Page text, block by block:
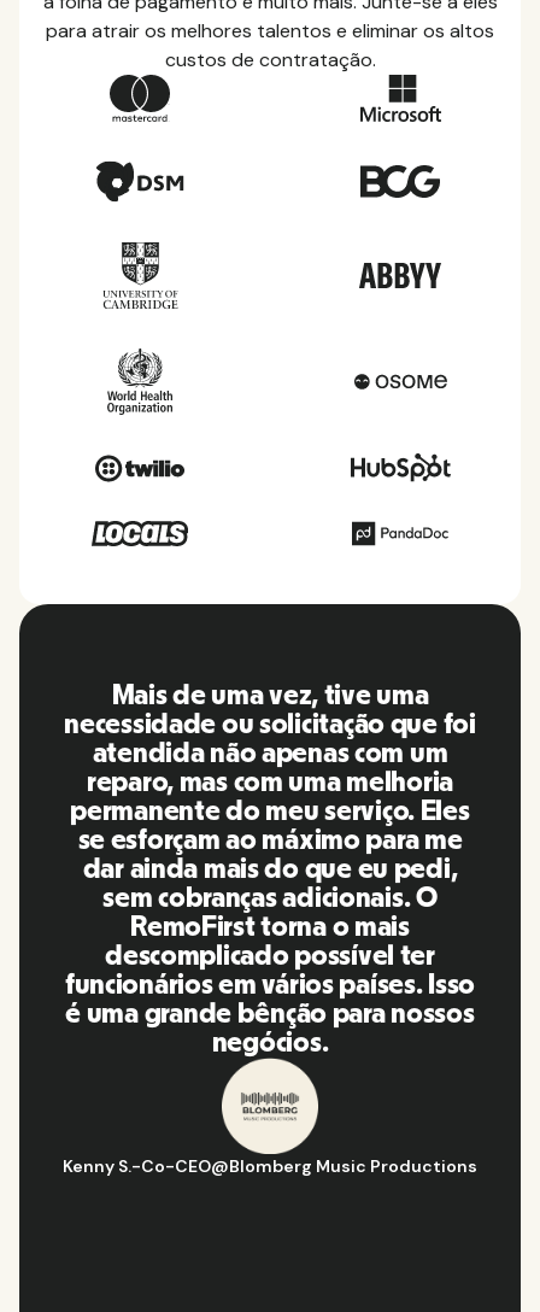
para atrair os melhores talentos e eliminar os altos
custos de contratação.
O RemoFirst é uma plataforma
incrível, tudo é extremamente
amigável e fácil de usar em
comparação com outras
ferramentas que usei no passado.
A Inna e a equipe foram pontuais e
responderam às minhas perguntas
de maneira mais do que oportuna,
além de facilitar muito a nossa
vida! Ótimas pessoas e
plataforma, eu a recomendo para
minha rede de contatos.
Hugo D.
-
Gerente de estratégia e operações de negócios@